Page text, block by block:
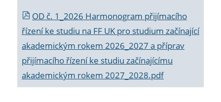
OD č. 1_2026 Harmonogram přijímacího
řízení ke studiu na FF UK pro studium začínající
akademickým rokem 2026_2027 a příprav
přijímacího řízení ke studiu začínajícímu
akademickým rokem 2027_2028.pdf